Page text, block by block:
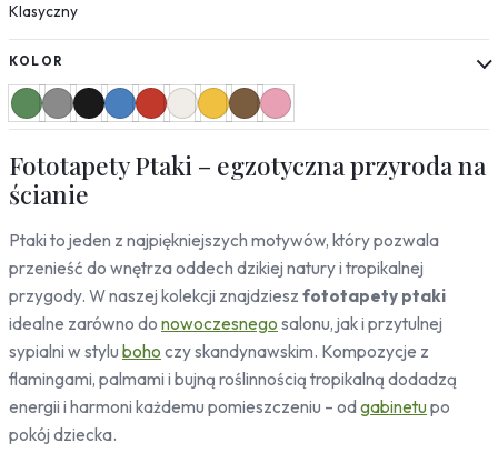
Storczyki
Piwonie
Słoneczniki
Mapy
Miasta
Londyn
Nowy Jork
Rzym
Warszawa
Kraków
Gdańsk
Moskwa
Tokio
Berlin
Dubaj
Wrocław
Klasyczny
KOLOR
Fototapety Ptaki – egzotyczna przyroda na
ścianie
Ptaki to jeden z najpiękniejszych motywów, który pozwala
przenieść do wnętrza oddech dzikiej natury i tropikalnej
przygody. W naszej kolekcji znajdziesz fototapety ptaki
idealne zarówno do nowoczesnego salonu, jak i przytulnej
sypialni w stylu boho czy skandynawskim. Kompozycje z
flamingami, palmami i bujną roślinnością tropikalną dodadzą
energii i harmoni każdemu pomieszczeniu – od gabinetu po
pokój dziecka.